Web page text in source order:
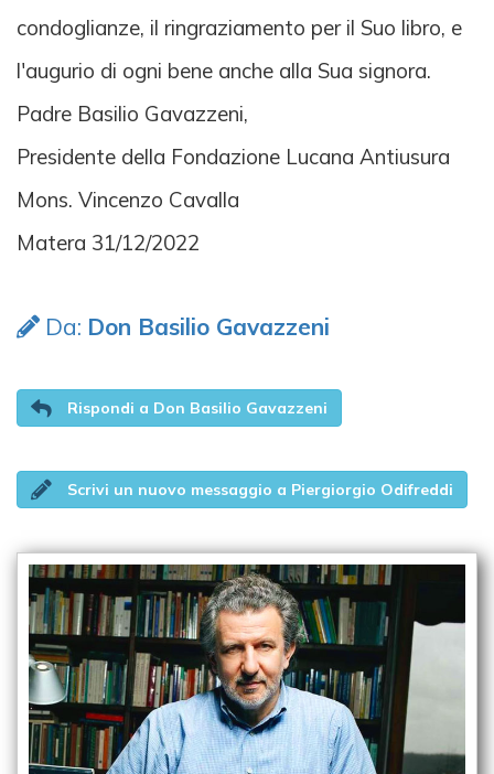
condoglianze, il ringraziamento per il Suo libro, e
l'augurio di ogni bene anche alla Sua signora.
Padre Basilio Gavazzeni,
Presidente della Fondazione Lucana Antiusura
Mons. Vincenzo Cavalla
Matera 31/12/2022
Da: Don Basilio Gavazzeni
Rispondi a Don Basilio Gavazzeni
Scrivi un nuovo messaggio a Piergiorgio Odifreddi